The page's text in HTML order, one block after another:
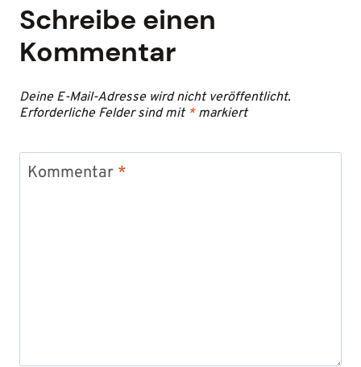
Schreibe einen
Kommentar
Deine E-Mail-Adresse wird nicht veröffentlicht.
Erforderliche Felder sind mit *markiert
Kommentar *